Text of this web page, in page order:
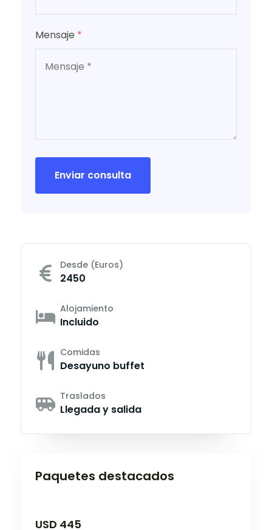
Mensaje *
Enviar consulta
Desde (Euros)
2450
Alojamiento
Incluido
Comidas
Desayuno buffet
Traslados
Llegada y salida
Paquetes destacados
USD 445